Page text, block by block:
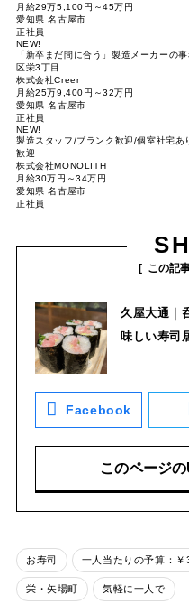
月給29万5,100円～45万円
愛知県 名古屋市
正社員
NEW!
「新卒まだ間に合う」製造メーカーの
区栄3丁目
株式会社Creer
月給25万9,400円～32万円
愛知県 名古屋市
正社員
NEW!
製造スタッフ/ブランク歓迎/個室社宅
歓迎
株式会社MONOLITH
月給30万円～34万円
愛知県 名古屋市
正社員
この記
久屋大通｜
味しい寿司
Facebook
このページ
お寿司 一人当たりの予算：
栄・矢場町 気軽に一人で